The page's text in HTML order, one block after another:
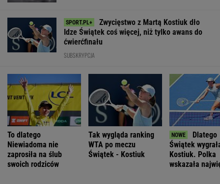
Zwycięstwo z Martą Kostiuk dło
Idze Świątek coś więcej, niż tylko awans do
ćwierćfinału
SUBSKRYPCJA
To dlatego
Niewiadoma nie
zaprosiła na ślub
swoich rodziców
Tak wygląda ranking
WTA po meczu
Świątek - Kostiuk
Dlatego
Świątek
Kostiuk. Polka
wskazała